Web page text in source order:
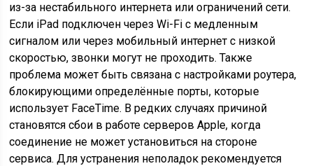
из-за нестабильного интернета или ограничений сети.
Если iPad подключен через Wi-Fi с медленным
сигналом или через мобильный интернет с низкой
скоростью, звонки могут не проходить. Также
проблема может быть связана с настройками роутера,
блокирующими определённые порты, которые
использует FaceTime. В редких случаях причиной
становятся сбои в работе серверов Apple, когда
соединение не может установиться на стороне
сервиса. Для устранения неполадок рекомендуется